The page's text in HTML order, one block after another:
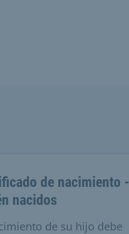
de nacimiento -
nacidos
de su hijo debe